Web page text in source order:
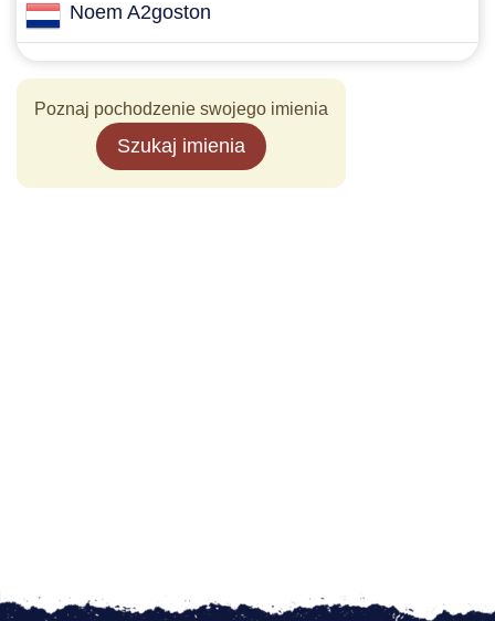
Noem A2goston
Poznaj pochodzenie swojego imienia
Szukaj imienia